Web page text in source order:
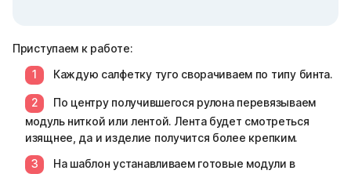
Приступаем к работе:
Каждую салфетку туго сворачиваем по типу бинта.
По центру получившегося рулона перевязываем
модуль ниткой или лентой. Лента будет смотреться
изящнее, да и изделие получится более крепким.
На шаблон устанавливаем готовые модули в